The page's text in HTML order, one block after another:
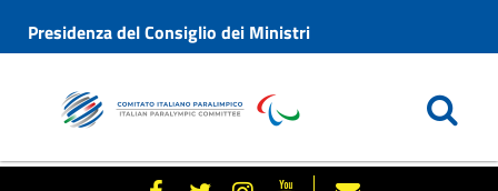
Presidenza del Consiglio dei Ministri